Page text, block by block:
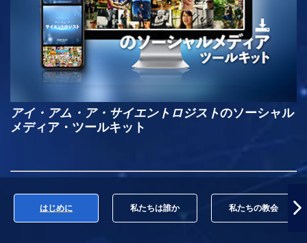
アイ・アム・ア・サイエントロジストのソーシャル
メディア・ツールキット
はじめに 私たちは誰か 私たちの教会